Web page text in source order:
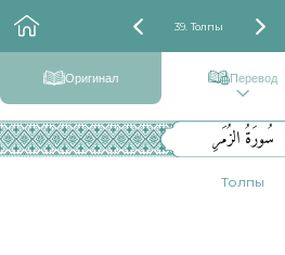
39. Толпы
Оригинал Перевод
سُورَةُ الزُمَرِ
Толпы